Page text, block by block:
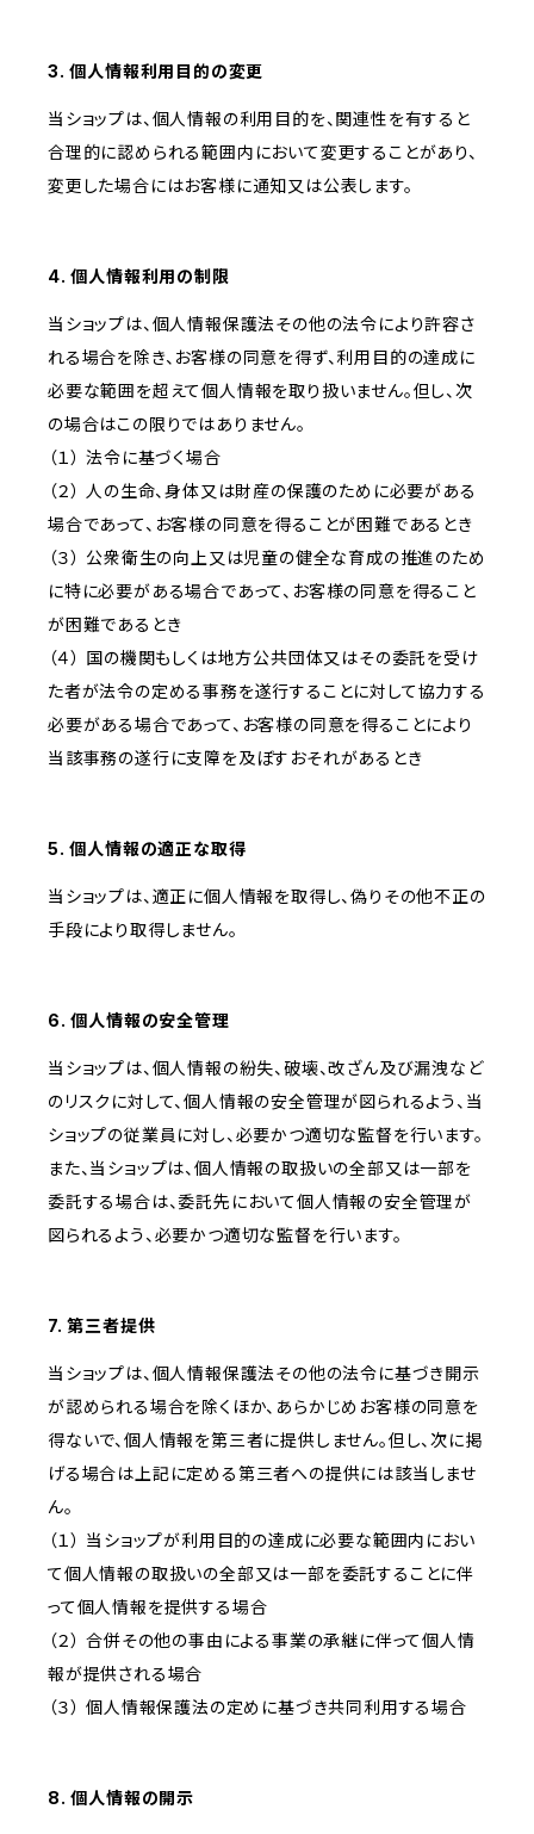
3. 個人情報利用目的の変更
当ショップは、個人情報の利用目的を、関連性を有すると
合理的に認められる範囲内において変更することがあり、
変更した場合にはお客様に通知又は公表します。
4. 個人情報利用の制限
当ショップは、個人情報保護法その他の法令により許容さ
れる場合を除き、お客様の同意を得ず、利用目的の達成に
必要な範囲を超えて個人情報を取り扱いません。但し、次
の場合はこの限りではありません。
（１） 法令に基づく場合
（２） 人の生命、身体又は財産の保護のために必要がある
場合であって、お客様の同意を得ることが困難であるとき
（３） 公衆衛生の向上又は児童の健全な育成の推進のため
に特に必要がある場合であって、お客様の同意を得ること
が困難であるとき
（４） 国の機関もしくは地方公共団体又はその委託を受け
た者が法令の定める事務を遂行することに対して協力する
必要がある場合であって、お客様の同意を得ることにより
当該事務の遂行に支障を及ぼすおそれがあるとき
5. 個人情報の適正な取得
当ショップは、適正に個人情報を取得し、偽りその他不正の
手段により取得しません。
6. 個人情報の安全管理
当ショップは、個人情報の紛失、破壊、改ざん及び漏洩など
のリスクに対して、個人情報の安全管理が図られるよう、当
ショップの従業員に対し、必要かつ適切な監督を行います。
また、当ショップは、個人情報の取扱いの全部又は一部を
委託する場合は、委託先において個人情報の安全管理が
図られるよう、必要かつ適切な監督を行います。
7. 第三者提供
当ショップは、個人情報保護法その他の法令に基づき開示
が認められる場合を除くほか、あらかじめお客様の同意を
得ないで、個人情報を第三者に提供しません。但し、次に掲
げる場合は上記に定める第三者への提供には該当しませ
ん。
（１） 当ショップが利用目的の達成に必要な範囲内におい
て個人情報の取扱いの全部又は一部を委託することに伴
って個人情報を提供する場合
（２） 合併その他の事由による事業の承継に伴って個人情
報が提供される場合
（３） 個人情報保護法の定めに基づき共同利用する場合
8. 個人情報の開示